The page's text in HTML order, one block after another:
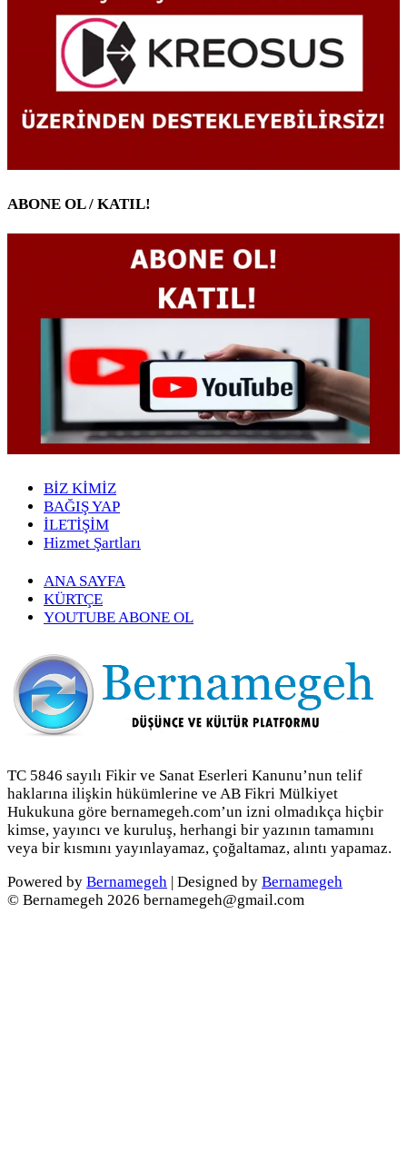
ABONE OL / KATIL!
BİZ KİMİZ
BAĞIŞ YAP
İLETİŞİM
Hizmet Şartları
ANA SAYFA
KÜRTÇE
YOUTUBE ABONE OL
TC 5846 sayılı Fikir ve Sanat Eserleri Kanunu’nun telif
haklarına ilişkin hükümlerine ve AB Fikri Mülkiyet
Hukukuna göre bernamegeh.com’un izni olmadıkça hiçbir
kimse, yayıncı ve kuruluş, herhangi bir yazının tamamını
veya bir kısmını yayınlayamaz, çoğaltamaz, alıntı yapamaz.
Powered by Bernamegeh | Designed by Bernamegeh
© Bernamegeh 2026 bernamegeh@gmail.com